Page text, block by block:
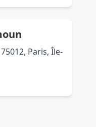
Paris, Île-